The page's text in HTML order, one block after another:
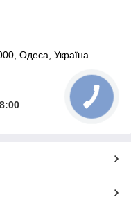
Одеса, Україна